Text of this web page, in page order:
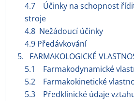
4.7 Účinky na schopnost
stroje
4.8 Nežádoucí účinky
4.9 Předávkování
5. FARMAKOLOGICKÉ
5.1 Farmakodynamické
5.2 Farmakokinetické
5.3 Předklinické údaje